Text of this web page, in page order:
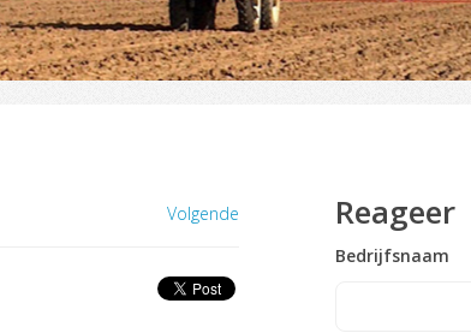
Volgende Reageer
Bedrijfsnaam